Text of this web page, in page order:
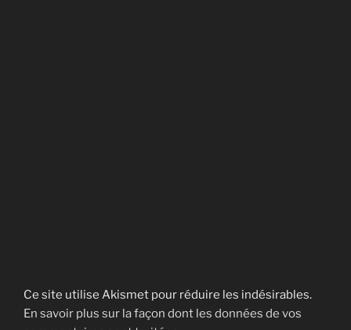
Ce site utilise Akismet pour réduire les indésirables.
En savoir plus sur la façon dont les données de vos